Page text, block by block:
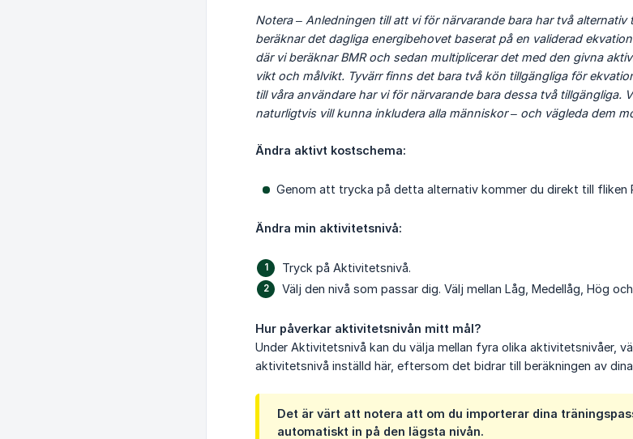
Notera – Anledningen till att vi för närvarande bara har två
beräknar det dagliga energibehovet baserat på en validerad
där vi beräknar BMR och sedan multiplicerar det med den givna
vikt och målvikt. Tyvärr finns det bara två kön tillgängliga för
till våra användare har vi för närvarande bara dessa två
naturligtvis vill kunna inkludera alla människor – och vägleda dem
Ändra aktivt kostschema:
Genom att trycka på detta alternativ kommer du direkt till fliken
Ändra min aktivitetsnivå:
Tryck på Aktivitetsnivå.
Välj den nivå som passar dig. Välj mellan Låg, Medellåg, Hög
Hur påverkar aktivitetsnivån mitt mål?
Under Aktivitetsnivå kan du välja mellan fyra olika aktivitetsnivåer,
aktivitetsnivå inställd här, eftersom det bidrar till beräkningen av
Det är värt att notera att om du importerar dina
automatiskt in på den lägsta nivån.